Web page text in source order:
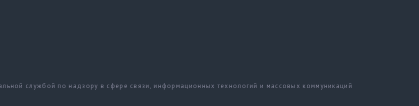
службой по надзору в сфере связи, информационных технологий и массовых коммуникаций